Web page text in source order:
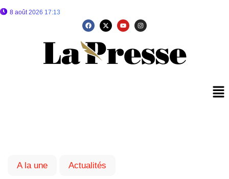
8 août 2026 17:13
A la une Actualités